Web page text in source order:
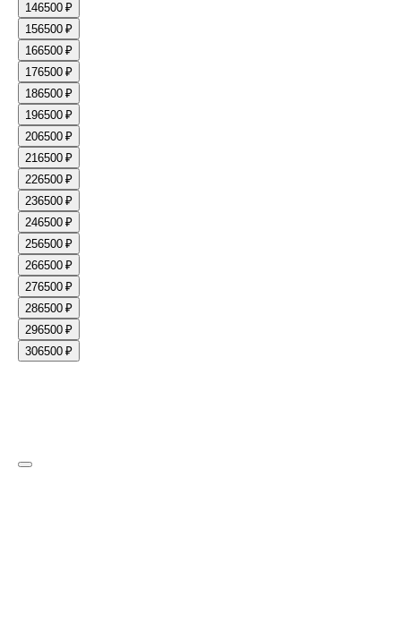
146500 ₽
156500 ₽
166500 ₽
176500 ₽
186500 ₽
196500 ₽
206500 ₽
216500 ₽
226500 ₽
236500 ₽
246500 ₽
256500 ₽
266500 ₽
276500 ₽
286500 ₽
296500 ₽
306500 ₽